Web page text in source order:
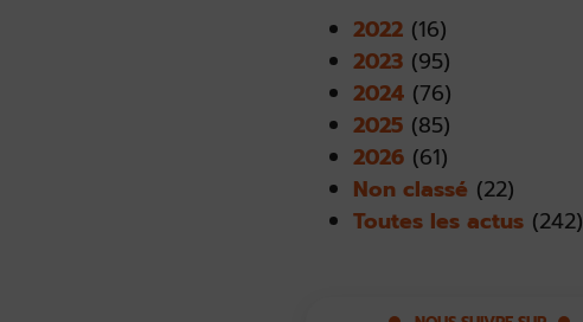
2022(16)
2023(95)
2024(76)
2025(85)
2026(61)
Non classé (22)
Toutes les actus(242)